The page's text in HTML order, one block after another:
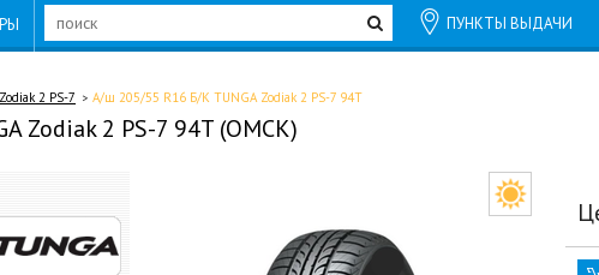
ПУНКТЫ ВЫДАЧИ
Zodiak 2 PS-7 А/ш 205/55 R16 Б/К TUNGA Zodiak 2 PS-7 94T
Zodiak 2 PS-7 94T (ОМСК)